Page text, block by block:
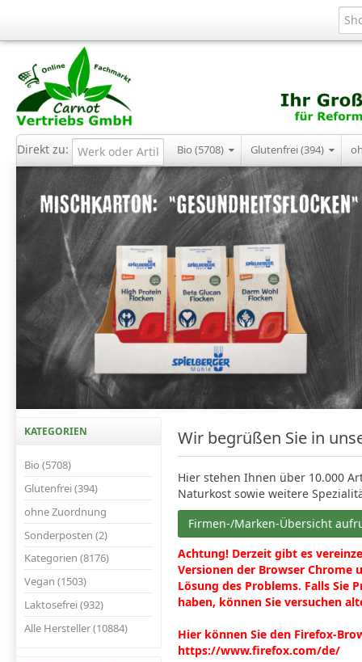
Direkt zu: Bio (5708) Glutenfrei (394)
KATEGORIEN
Bio (5708)
Glutenfrei (394)
ohne Zuordnung
Sonderposten (2)
Kategorien (8176)
Vegan (1503)
Laktosefrei (932)
Alle Hersteller (10884)
​Wir begrüßen Sie in
Hier stehen Ihnen über 10.000
Naturkost sowie weitere
Firmen-/Marken-Übersicht
Achtung! Derzeit gibt es
Versionen der Browser Chrome
Lösung des Problems. Falls Sie
haben, können Sie versuchen
Hier können Sie den Firefox-
https://www.firefox.com/de/